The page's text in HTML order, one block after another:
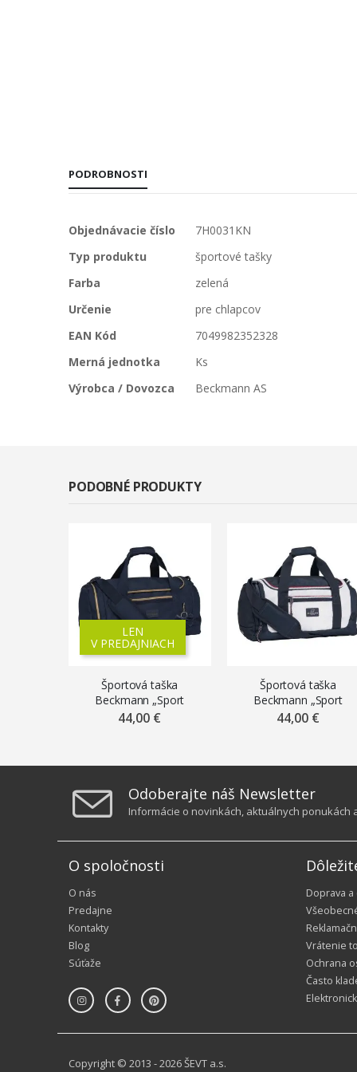
PODROBNOSTI
Viac
informácií
Objednávacie číslo
7H0031KN
Typ produktu
športové tašky
Farba
zelená
Určenie
pre chlapcov
EAN Kód
7049982352328
Merná jednotka
Ks
Výrobca / Dovozca
Beckmann AS
PODOBNÉ PRODUKTY
LEN
V PREDAJNIACH
Športová taška
Beckmann „Sport
Duffelbag – Blue Bow“,
44,00 €
Športová taška
Beckmann „Sport
Duffelbag – Navy White“,
44,00 €
Odoberajte náš Newsletter
Informácie o novinkách, aktuálnych ponukách
O spoločnosti
O nás
Predajne
Kontakty
Blog
Súťaže
Doprava
Vrátenie
Ochrana
Často
Copyright © 2013 - 2026 ŠEVT a.s.